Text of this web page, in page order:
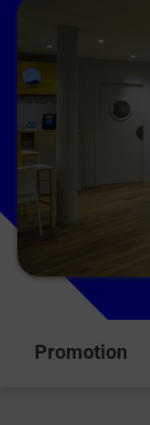
Promotion